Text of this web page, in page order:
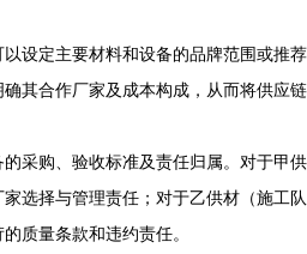
以设定主要材料和设备的品牌范围或推荐
其合作厂家及成本构成，从而将供应链
的采购、验收标准及责任归属。对于甲供
选择与管理责任；对于乙供材（施工队
质量条款和违约责任。